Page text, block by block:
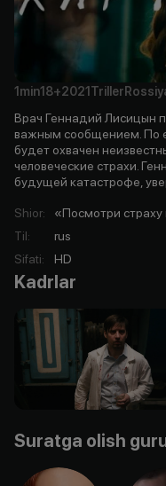
1min18+2021 Triller
Врач Геннадий Лисицын
важным сообщением. По
будет охвачен
человеческие страхи.
будущей катастрофе,
Shior:
«Посмотри страху
Til:
rus
Sifati: HD
Kadrlar
Suratga olish